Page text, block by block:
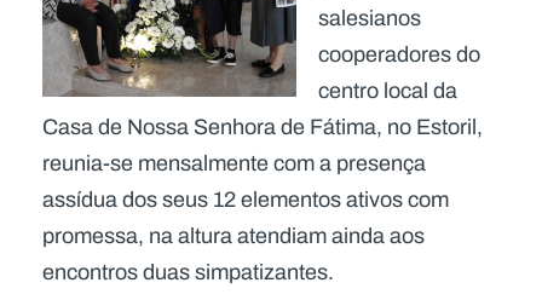
salesianos
cooperadores do
centro local da
Casa de Nossa Senhora de Fátima, no Estoril,
reunia-se mensalmente com a presença
assídua dos seus 12 elementos ativos com
promessa, na altura atendiam ainda aos
encontros duas simpatizantes.